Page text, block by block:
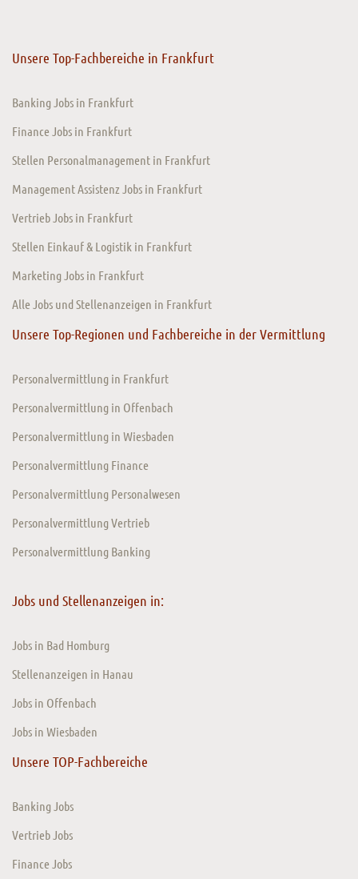
Unsere Top-Fachbereiche in Frankfurt
Banking Jobs in Frankfurt
Finance Jobs in Frankfurt
Stellen Personalmanagement in Frankfurt
Management Assistenz Jobs in Frankfurt
Vertrieb Jobs in Frankfurt
Stellen Einkauf & Logistik in Frankfurt
Marketing Jobs in Frankfurt
Alle Jobs und Stellenanzeigen in Frankfurt
Unsere Top-Regionen und Fachbereiche in der Vermittlung
Personalvermittlung in Frankfurt
Personalvermittlung in Offenbach
Personalvermittlung in Wiesbaden
Personalvermittlung Finance
Personalvermittlung Personalwesen
Personalvermittlung Vertrieb
Personalvermittlung Banking
Jobs und Stellenanzeigen in:
Jobs in Bad Homburg
Stellenanzeigen in Hanau
Jobs in Offenbach
Jobs in Wiesbaden
Unsere TOP-Fachbereiche
Banking Jobs
Vertrieb Jobs
Finance Jobs